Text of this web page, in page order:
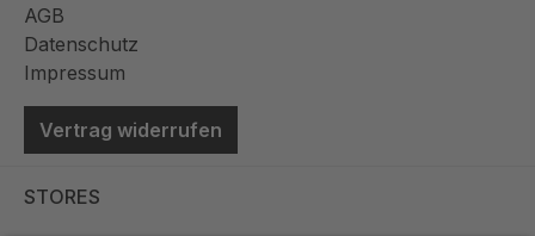
AGB
Datenschutz
Impressum
Vertrag widerrufen
STORES